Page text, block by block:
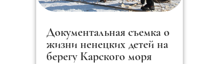
Документальная съемка о
жизни ненецких детей на
берегу Карского моря